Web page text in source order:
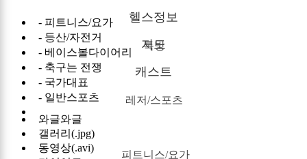
[04-12]
[보도자료/칼럼] GS25, 워너브라더스
와 배트맨콜라·..
[건강] 봄철 자살률 증가, 10대 청소년
이 위..[04-01]
[건강] 향긋한 봄내음 가득 제철나물,
효능..[03-29]
[건강]
봄에 심해지는 알레르기 비염
예방수..[03-28]
[보도자료/칼럼] 오뚜기, 브랜드 경험
공간 ‘오키친 ..
[보도자료/칼럼]
손잡고 ‘갓생폭..[05-24]
[건강] 무조건 탄수화물 끊기? 당류부
헬스정보
지도
캐스트
톡방
레저/스포츠
피트니스/요가
- 피트니스/요가
- 등산/자전거
- 베이스볼다이어리
- 축구는 전쟁
- 국가대표
- 일반스포츠
와글와글
갤러리(.jpg)
동영상(.avi)